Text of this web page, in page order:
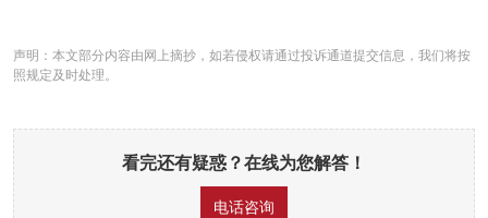
声明：本文部分内容由网上摘抄，如若侵权请通过投诉通道提交信息，我们将按
照规定及时处理。
看完还有疑惑？在线为您解答！
电话咨询